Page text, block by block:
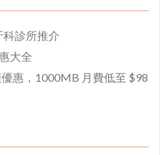
診所推介
大全
惠，1000MB 月費低至 $98